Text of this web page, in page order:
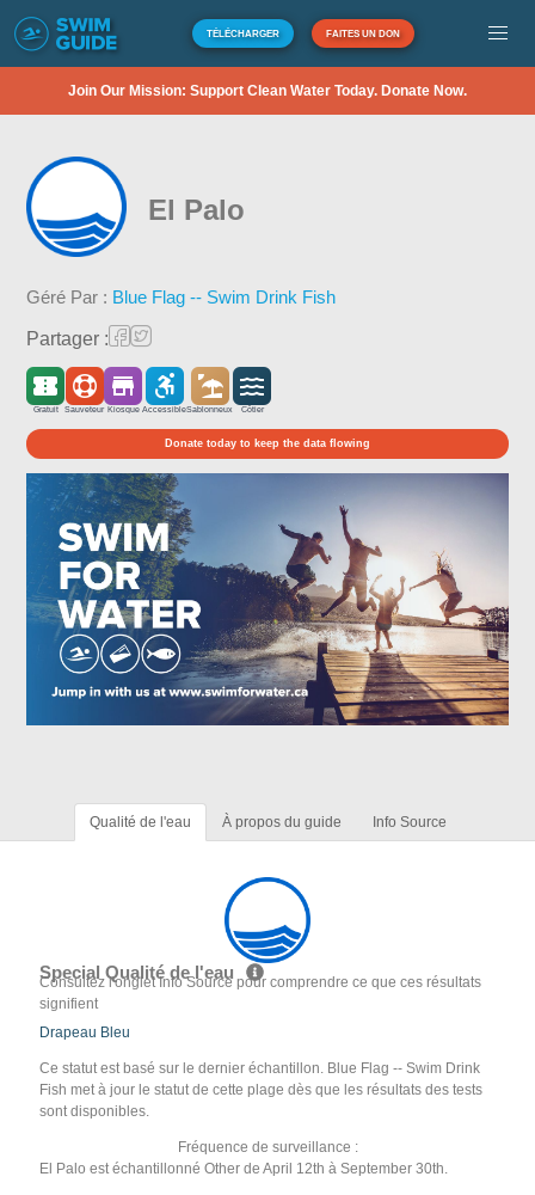
TÉLÉCHARGER FAITES UN DON
Join Our Mission: Support Clean Water Today. Donate Now.
El Palo
Géré Par : Blue Flag -- Swim Drink Fish
Partager :
Gratuit Sauveteur Kiosque AccessibleSablonneux Côtier
Donate today to keep the data flowing
Qualité de l'eau À propos du guide Info Source
Special Qualité de l'eau
Consultez l'onglet Info Source pour comprendre ce que ces résultats
signifient
Drapeau Bleu
Ce statut est basé sur le dernier échantillon. Blue Flag -- Swim Drink
Fish met à jour le statut de cette plage dès que les résultats des tests
sont disponibles.
Fréquence de surveillance :
El Palo est échantillonné Other de April 12th à September 30th.